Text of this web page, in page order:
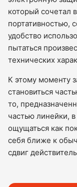
который сочетал
портативностью,
удобство
пытаться
технических
К этому моменту
становиться
то,
частью линейки,
ощущаться как
себя ближе к
сдвиг